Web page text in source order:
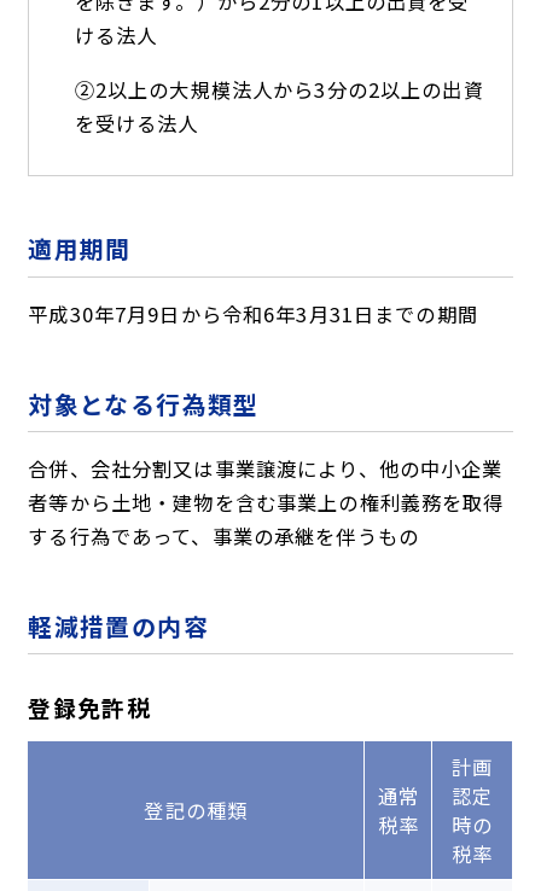
ける法人
②2以上の大規模法人から3分の2以上の出資
を受ける法人
適用期間
平成30年7月9日から令和6年3月31日までの期間
対象となる行為類型
合併、会社分割又は事業譲渡により、他の中小企業
者等から土地・建物を含む事業上の権利義務を取得
する行為であって、事業の承継を伴うもの
軽減措置の内容
登録免許税
登記の種類
通常
税率
計画
認定
時の
税率